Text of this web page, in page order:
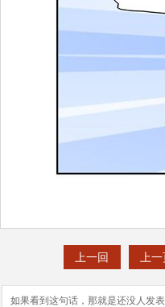
上一回 上
如果看到这句话，那就是还没人发